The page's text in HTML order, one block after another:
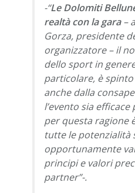
-“Le Dolomiti
realtà con la gara–
Gorza, presidente
organizzatore –il
dello sport in
particolare, è
anche dalla
l’evento sia
per questa ragione
tutte le potenzialità
opportunamente
principi e valori
partner”-.